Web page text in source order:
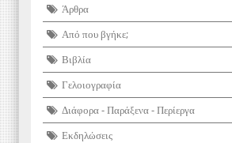
Άρθρα
Από που βγήκε;
Βιβλία
Γελοιογραφία
Διάφορα - Παράξενα - Περίεργα
Εκδηλώσεις